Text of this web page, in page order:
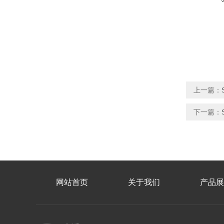
上一篇：
下一篇：
网站首页 关于我们 产品